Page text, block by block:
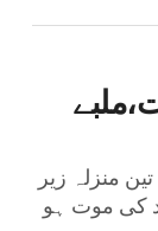
موت،ملبے
کو ایک تین منزلہ زیر
کی موت ہو